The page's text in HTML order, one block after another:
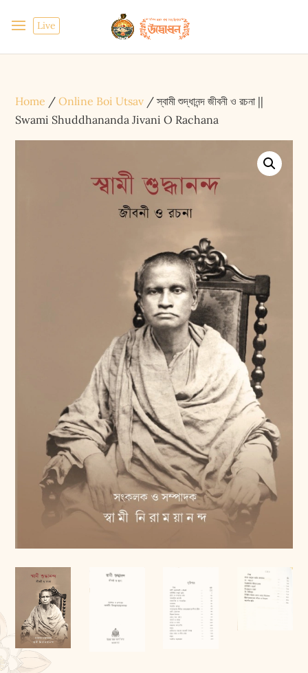
Live
Home /Online Boi Utsav / স্বামী শুদ্ধানন্দ জীবনী ও রচনা ||
Swami Shuddhananda Jivani O Rachana